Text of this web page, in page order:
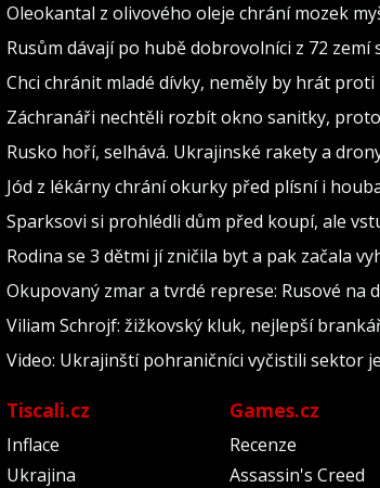
Oleokantal z olivového oleje chrání mozek
Rusům dávají po hubě dobrovolníci z 72
Chci chránit mladé dívky, neměly by hrát
Záchranáři nechtěli rozbít okno sanitky,
Rusko hoří, selhává. Ukrajinské rakety a
Jód z lékárny chrání okurky před plísní i
Sparksovi si prohlédli dům před koupí, ale
Rodina se 3 dětmi jí zničila byt a pak začala
Okupovaný zmar a tvrdé represe: Rusové
Viliam Schrojf: žižkovský kluk, nejlepší
Video: Ukrajinští pohraničníci vyčistili sektor
Tiscali.cz
Inflace
Ukrajina
Games.cz
Recenze
Assassin's Creed